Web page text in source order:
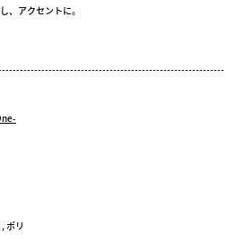
、アクセントに。
ポリ